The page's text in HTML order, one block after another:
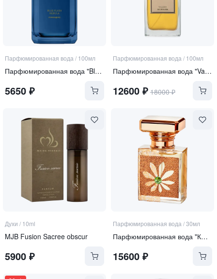
Парфюмированная вода / 100мл
Парфюмированная вода "Blue Flash Nebula"
5650 ₽
Парфюмированная вода / 100мл
Парфюмированная вода "Valeria"
12600₽ 18000₽
Духи / 10ml
MJB Fusion Sacree obscur
5900 ₽
Парфюмированная вода /30мл
Парфюмированная вода "КРЕМ ДЕ ЛЯ КРЕМ"
15600₽